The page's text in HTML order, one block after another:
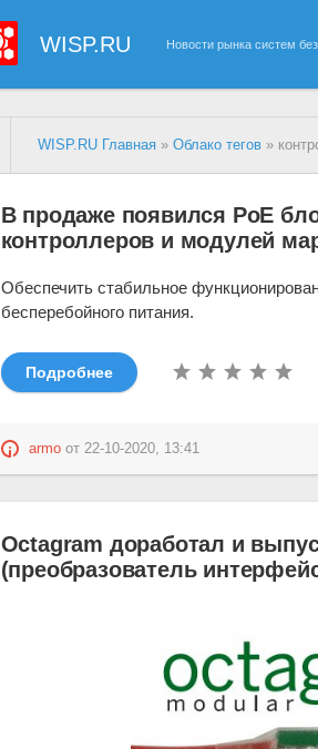
WISP.RU Новости рынка систем
WISP.RU Главная» Облако тегов»
В продаже появился PoE
контроллеров и модулей
Обеспечить стабильное
бесперебойного питания.
Подробнее
armoот 22-10-2020, 13:41
Octagram доработал и
(преобразователь